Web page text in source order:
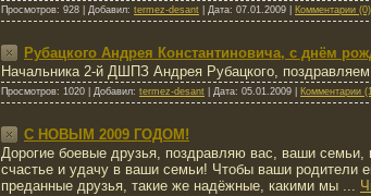
Просмотров: 928 Добавил: termez-desant Дата: 07.01.2009 Комментарии (0)
Рубацкого Андрея Константиновича, с днём
Начальника 2-й ДШПЗ Андрея Рубацкого,
Просмотров: 1020 Добавил: termez-desant Дата: 05.01.2009 Комментарии
С НОВЫМ 2009 ГОДОМ!
Дорогие боевые друзья, поздравляю вас, ваши
счастье и удачу в ваши семьи! Чтобы ваши родители
преданные друзья, такие же надёжные, какими мы ...